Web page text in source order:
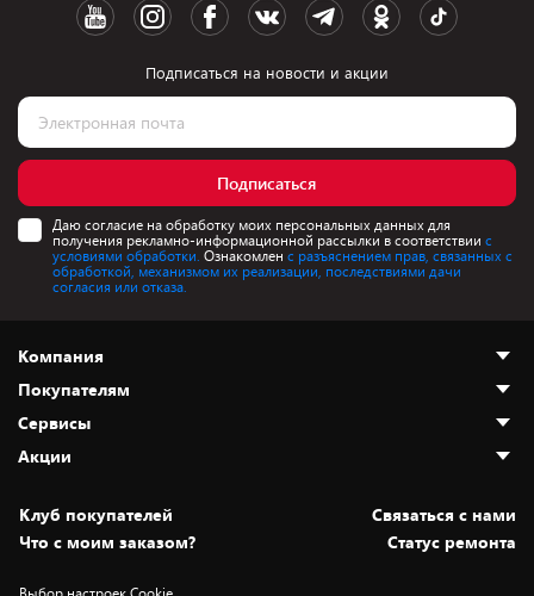
Подписаться на новости и акции
Подписаться
Даю согласие на обработку моих персональных данных для
получения рекламно-информационной рассылки в соответствии с
условиями обработки. Ознакомлен с разъяснением прав, связанных с
обработкой, механизмом их реализации, последствиями дачи
согласия или отказа.
Компания
О нас
Адреса магазинов
Новости
Статьи и обзоры
Вакансии
Покупателям
Как сделать заказ
Оплата и доставка
Безналичный расчёт
Обмен и возврат товара
Сервисы
Установка техники
Для игровых консолей
Акции
Скидки и промокоды
Белорусские товары
Клуб покупателей
Cвязаться с нами
Что с моим заказом?
Статус ремонта